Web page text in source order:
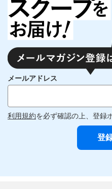
メールアドレス
利用規約を必ず確認の上、登録